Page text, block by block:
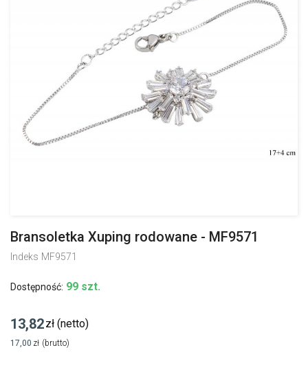
Bransoletka Xuping rodowane - MF9571
Indeks MF9571
Dostępność: 99 szt.
13,82zł (netto)
17,00 zł (brutto)